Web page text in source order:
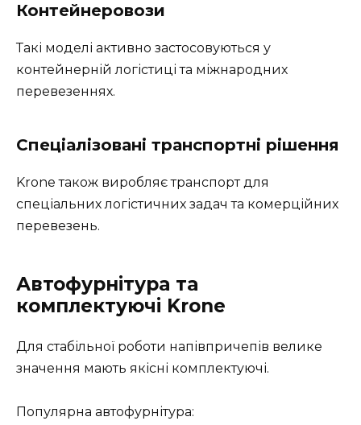
Контейнеровози
Такі моделі активно застосовуються у
контейнерній логістиці та міжнародних
перевезеннях.
Спеціалізовані транспортні рішення
Krone також виробляє транспорт для
спеціальних логістичних задач та комерційних
перевезень.
Автофурнітура та
комплектуючі Krone
Для стабільної роботи напівпричепів велике
значення мають якісні комплектуючі.
Популярна автофурнітура: